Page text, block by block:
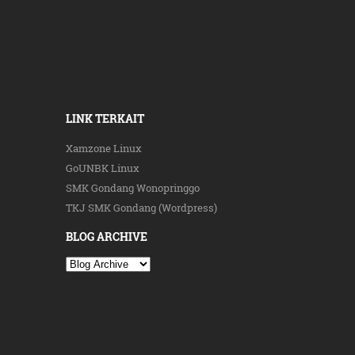
LINK TERKAIT
Xamzone Linux
GoUNBK Linux
SMK Gondang Wonopringgo
TKJ SMK Gondang (Wordpress)
BLOG ARCHIVE